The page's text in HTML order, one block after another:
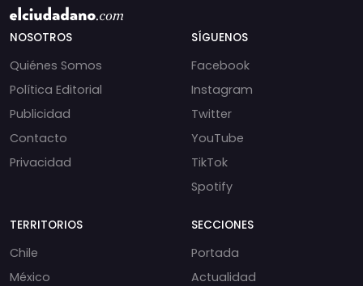
NOSOTROS
Quiénes Somos
Política Editorial
Publicidad
Contacto
Privacidad
SÍGUENOS
Facebook
Instagram
Twitter
YouTube
TikTok
Spotify
TERRITORIOS
Chile
México
SECCIONES
Portada
Actualidad